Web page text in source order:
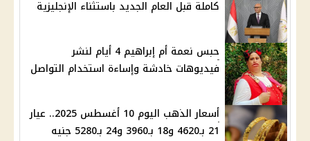
كاملة قبل العام الجديد باستثناء الإنجليزية
حبس نعمة أم إبراهيم 4 أيام لنشر
فيديوهات خادشة وإساءة استخدام التواصل
أسعار الذهب اليوم 10 أغسطس 2025.. عيار
21 بـ4620 و18 بـ3960 و24 بـ5280 جنيه